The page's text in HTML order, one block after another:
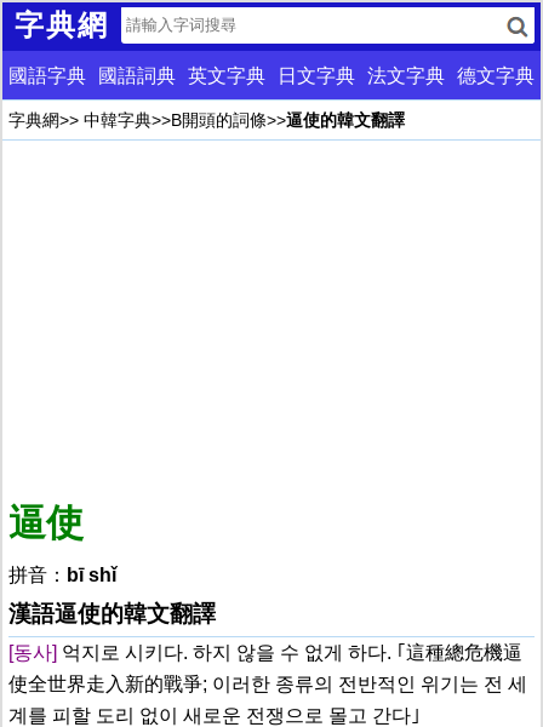
字典網
國語字典 國語詞典 英文字典 日文字典 法文字典 德文字典
字典網>> 中韓字典>>B開頭的詞條>>逼使的韓文翻譯
逼使
拼音： bī shǐ
漢語逼使的韓文翻譯
[동사] 억지로 시키다. 하지 않을 수 없게 하다. ｢這種總危機逼
使全世界走入新的戰爭; 이러한 종류의 전반적인 위기는 전 세
계를 피할 도리 없이 새로운 전쟁으로 몰고 간다｣